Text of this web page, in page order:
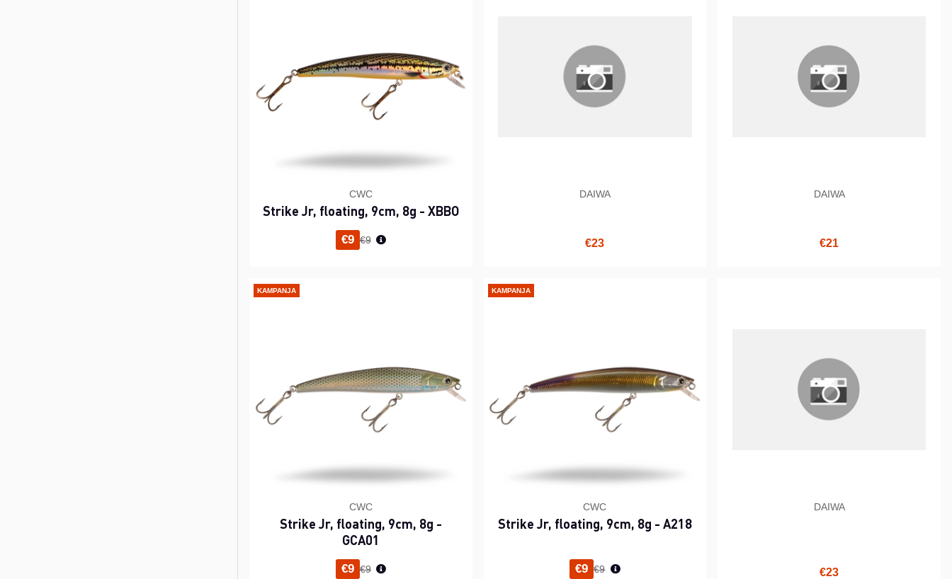
CWC
Strike Jr, floating, 9cm, 8g - XBBO
€9 Normaali hinta
€9
DAIWA
€23
DAIWA
€21
KAMPANJA
CWC
Strike Jr, floating, 9cm, 8g -
GCA01
€9 Normaali hinta
€9
KAMPANJA
CWC
Strike Jr, floating, 9cm, 8g - A218
€9 Normaali hinta
€9
DAIWA
€23